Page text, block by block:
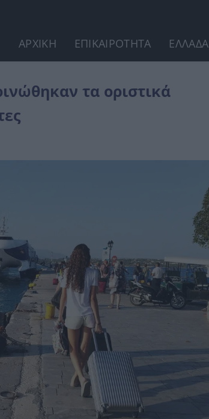
ΑΡΧΙΚΗ ΕΠΙΚΑΙΡΟΤΗΤΑ ΕΛΛΑΔΑ
τα οριστικά